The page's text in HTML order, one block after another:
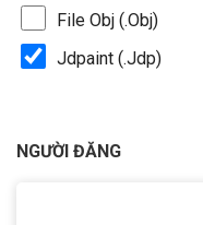
File Obj (.Obj)
Jdpaint (.Jdp)
NGƯỜI ĐĂNG